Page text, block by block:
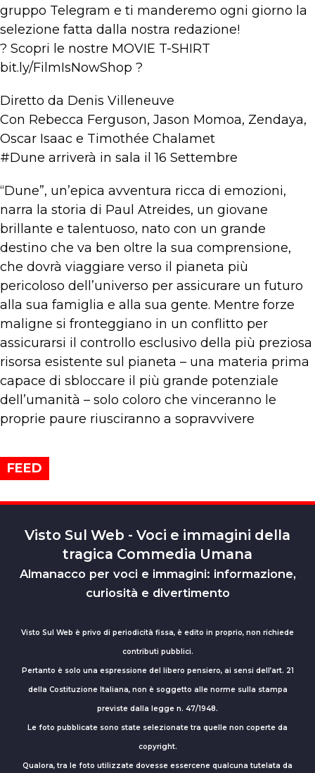
gruppo Telegram e ti manderemo ogni giorno la
selezione fatta dalla nostra redazione!
? Scopri le nostre MOVIE T-SHIRT
bit.ly/FilmIsNowShop​ ?
Diretto da Denis Villeneuve
Con Rebecca Ferguson, Jason Momoa, Zendaya,
Oscar Isaac e Timothée Chalamet
#Dune arriverà in sala il 16 Settembre
“Dune”, un’epica avventura ricca di emozioni,
narra la storia di Paul Atreides, un giovane
brillante e talentuoso, nato con un grande
destino che va ben oltre la sua comprensione,
che dovrà viaggiare verso il pianeta più
pericoloso dell’universo per assicurare un futuro
alla sua famiglia e alla sua gente. Mentre forze
maligne si fronteggiano in un conflitto per
assicurarsi il controllo esclusivo della più preziosa
risorsa esistente sul pianeta – una materia prima
capace di sbloccare il più grande potenziale
dell’umanità – solo coloro che vinceranno le
proprie paure riusciranno a sopravvivere
FEED
Visto Sul Web - Voci e immagini della
tragica Commedia Umana
Almanacco per voci e immagini: informazione,
curiosità e divertimento
Visto Sul Web è privo di periodicità fissa, è edito in proprio, non richiede
contributi pubblici.
Pertanto è solo una espressione del libero pensiero, ai sensi dell’art. 21
della Costituzione Italiana, non è soggetto alle norme sulla stampa
previste dalla legge n. 47/1948.
Le foto pubblicate sono state selezionate tra quelle non coperte da
copyright.
Qualora, tra le foto utilizzate dovesse essercene qualcuna tutelata da